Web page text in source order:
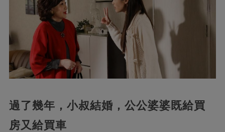
過了幾年，小叔結婚，公公婆婆既給買
房又給買車